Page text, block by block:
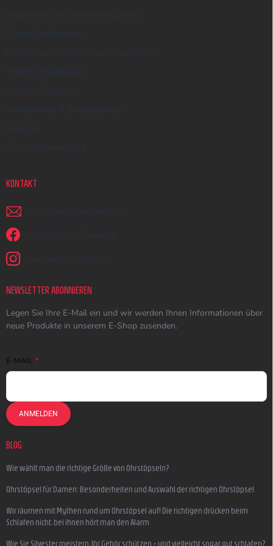
Allgemeine Geschäftsbedingungen
Datenschutzhinweis
Reklamation und Beschwerdeverfahren
Widerrufsbelehrung
Kontakt-Formular
Versandarten & Zahlungsarten
Über uns
Geschäftsbewertung
KONTAKT
schreiben @ earmazing.de
Wir sind auf Facebook!
earmazing_earplugs
NEWSLETTER ABONNIEREN
Legen Sie Ihre E-Mail ein und wir werden Ihnen Informationen über
neue Produkte in unserem E-Shop zusenden.
E-MAIL
ANMELDEN
BLOG
Wie wählt man die richtige Größe von Ohrstöpseln?
Ohrstöpsel für Damen: Besonderheiten und Auswahl der richtigen Ohrstöpsel
Wir räumen mit Mythen rund um Ohrstöpsel auf! Die richtigen drücken beim
Schlafen nicht, bei ihnen hört man den Alarm
Wie Sie Silvester meistern, Ihr Gehör schützen – und vielleicht sogar gut schlafen?